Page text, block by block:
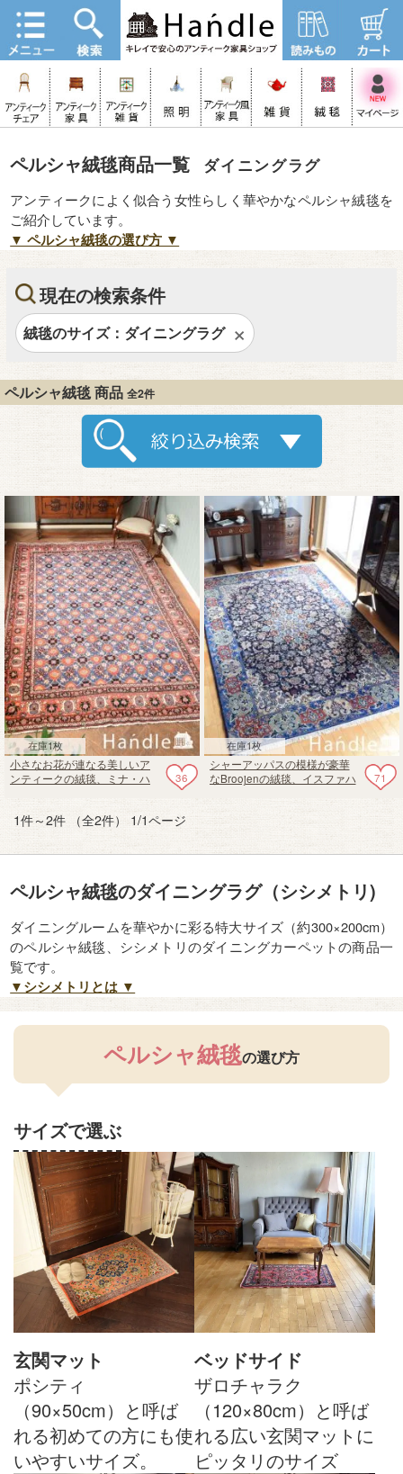
ペルシャ絨毯商品一覧 ダイニングラグ
アンティークによく似合う女性らしく華やかなペルシャ絨毯を
ご紹介しています。
▼ ペルシャ絨毯の選び方 ▼
現在の検索条件
絨毯のサイズ：ダイニングラグ
ペルシャ絨毯 商品 全2件
在庫1枚
36
小さなお花が連なる美しいア
ンティークの絨毯、ミナ・ハ
在庫1枚
71
シャーアッパスの模様が豪華
なBroojenの絨毯、イスファハ
1件～2件 （全2件） 1/1ページ
ペルシャ絨毯のダイニングラグ（シシメトリ)
ダイニングルームを華やかに彩る特大サイズ（約300×200cm）
のペルシャ絨毯、シシメトリのダイニングカーペットの商品一
覧です。
▼シシメトリとは ▼
ペルシャ絨毯の選び方
サイズで選ぶ
玄関マット
ポシティ
（90×50cm）と呼ば
れる初めての方にも使
いやすいサイズ。
ベッドサイド
ザロチャラク
（120×80cm）と呼ば
れる広い玄関マットに
ピッタリのサイズ